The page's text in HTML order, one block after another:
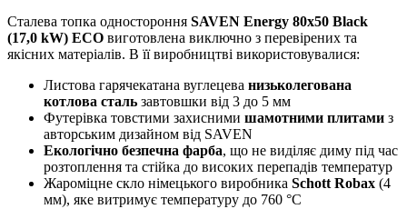
Сталева топка одностороння SAVEN Energy 80х50 Black
(17,0 kW) ECO виготовлена виключно з перевірених та
якісних матеріалів. В її виробництві використовувалися:
Листова гарячекатана вуглецева низьколегована
котлова сталь завтовшки від 3 до 5 мм
Футерівка товстими захисними шамотними плитами з
авторським дизайном від SAVEN
Екологічно безпечна фарба, що не виділяє диму під час
розтоплення та стійка до високих перепадів температур
Жароміцне скло німецького виробника Schott Robax (4
мм), яке витримує температуру до 760 °C